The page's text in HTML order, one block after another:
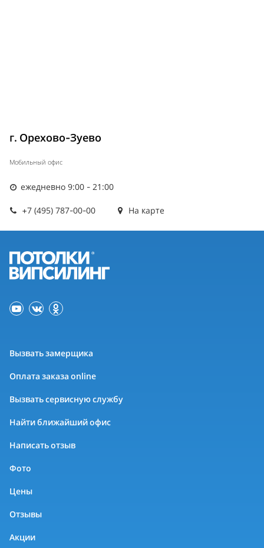
г. Орехово-Зуево
Мобильный офис
ежедневно 9:00 - 21:00
+7 (495) 787-00-00 На карте
Вызвать замерщика
Оплата заказа online
Вызвать сервисную службу
Найти ближайший офис
Написать отзыв
Фото
Цены
Отзывы
Акции